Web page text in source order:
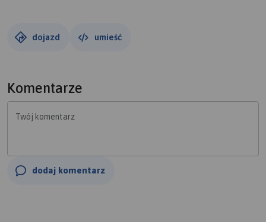
dość mocno.
dojazd umieść
Komentarze
Twój komentarz
dodaj komentarz